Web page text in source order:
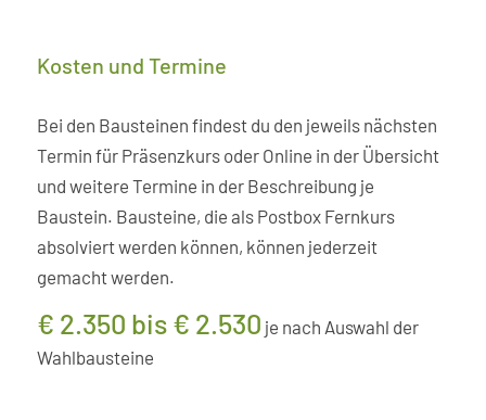
Kosten und Termine
Bei den Bausteinen findest du den jeweils nächsten
Termin für Präsenzkurs oder Online in der Übersicht
und weitere Termine in der Beschreibung je
Baustein. Bausteine, die als Postbox Fernkurs
absolviert werden können, können jederzeit
gemacht werden.
€ 2.350 bis € 2.530 je nach Auswahl der
Wahlbausteine